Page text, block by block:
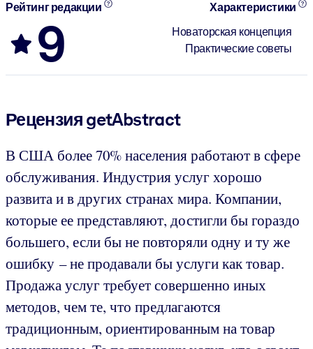
Рейтинг редакции
9
Характеристики
Новаторская концепция
Практические советы
Рецензия getAbstract
В США более 70% населения работают в сфере
обслуживания. Индустрия услуг хорошо
развита и в других странах мира. Компании,
которые ее представляют, достигли бы гораздо
большего, если бы не повторяли одну и ту же
ошибку – не продавали бы услуги как товар.
Продажа услуг требует совершенно иных
методов, чем те, что предлагаются
традиционным, ориентированным на товар